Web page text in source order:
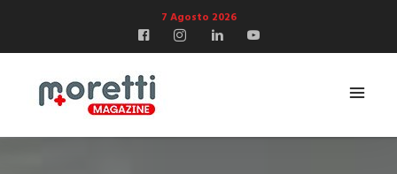
7 Agosto 2026